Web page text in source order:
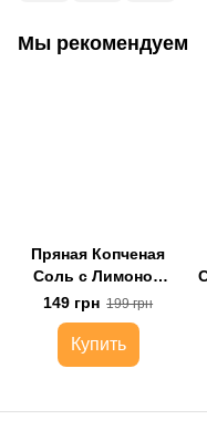
Мы рекомендуем
Пряная Копченая
Соль с Лимоном
NeedSpice™
149 грн 199 грн
Купить